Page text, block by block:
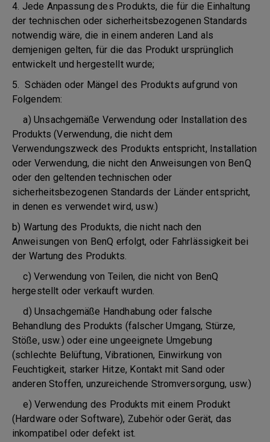
4. Jede Anpassung des Produkts, die für die Einhaltung
der technischen oder sicherheitsbezogenen Standards
notwendig wäre, die in einem anderen Land als
demjenigen gelten, für die das Produkt ursprünglich
entwickelt und hergestellt wurde;
5. Schäden oder Mängel des Produkts aufgrund von
Folgendem:
a) Unsachgemäße Verwendung oder Installation des
Produkts (Verwendung, die nicht dem
Verwendungszweck des Produkts entspricht, Installation
oder Verwendung, die nicht den Anweisungen von BenQ
oder den geltenden technischen oder
sicherheitsbezogenen Standards der Länder entspricht,
in denen es verwendet wird, usw.)
b) Wartung des Produkts, die nicht nach den
Anweisungen von BenQ erfolgt, oder Fahrlässigkeit bei
der Wartung des Produkts.
c) Verwendung von Teilen, die nicht von BenQ
hergestellt oder verkauft wurden.
d) Unsachgemäße Handhabung oder falsche
Behandlung des Produkts (falscher Umgang, Stürze,
Stöße, usw.) oder eine ungeeignete Umgebung
(schlechte Belüftung, Vibrationen, Einwirkung von
Feuchtigkeit, starker Hitze, Kontakt mit Sand oder
anderen Stoffen, unzureichende Stromversorgung, usw.)
e) Verwendung des Produkts mit einem Produkt
(Hardware oder Software), Zubehör oder Gerät, das
inkompatibel oder defekt ist.